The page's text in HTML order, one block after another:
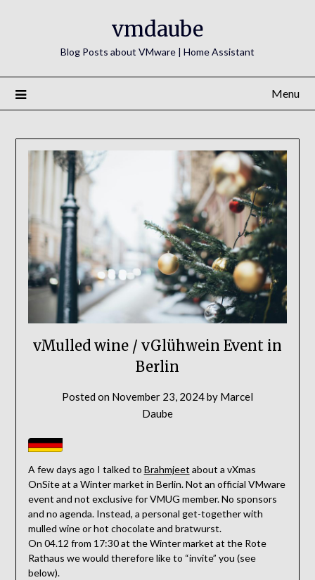
vmdaube
Blog Posts about VMware | Home Assistant
Menu
vMulled wine / vGlühwein Event in
Berlin
Posted on November 23, 2024by Marcel
Daube
A few days ago I talked to Brahmjeet about a vXmas
OnSite at a Winter market in Berlin. Not an official VMware
event and not exclusive for VMUG member. No sponsors
and no agenda. Instead, a personal get-together with
mulled wine or hot chocolate and bratwurst.
On 04.12 from 17:30 at the Winter market at the Rote
Rathaus we would therefore like to “invite” you (see
below).